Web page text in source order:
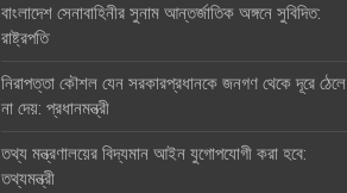
বাংলাদেশ সেনাবাহিনীর সুনাম আন্তর্জাতিক অঙ্গনে সুবিদিত:
রাষ্ট্রপতি
নিরাপত্তা কৌশল যেন সরকারপ্রধানকে জনগণ থেকে দূরে ঠেলে
না দেয়: প্রধানমন্ত্রী
তথ্য মন্ত্রণালয়ের বিদ্যমান আইন যুগোপযোগী করা হবে:
তথ্যমন্ত্রী